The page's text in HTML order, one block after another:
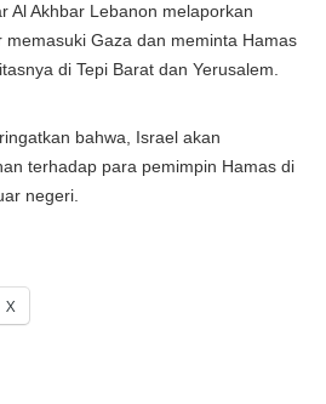
Al Akhbar Lebanon melaporkan
memasuki Gaza dan meminta Hamas
di Tepi Barat dan Yerusalem.
bahwa, Israel akan
terhadap para pemimpin Hamas di
negeri.
X